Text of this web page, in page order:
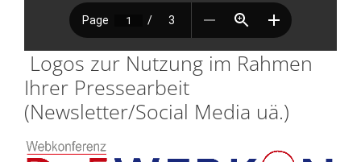
Logos zur Nutzung im Rahmen
Ihrer Pressearbeit
(Newsletter/Social Media uä.)